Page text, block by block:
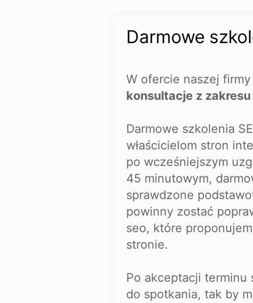
Darmowe
W ofercie naszej
konsultacje z
Darmowe szkolenia
właścicielom stron
po wcześniejszym
45 minutowym,
sprawdzone
powinny zostać
seo, które
stronie.
Po akceptacji terminu
do spotkania, tak by